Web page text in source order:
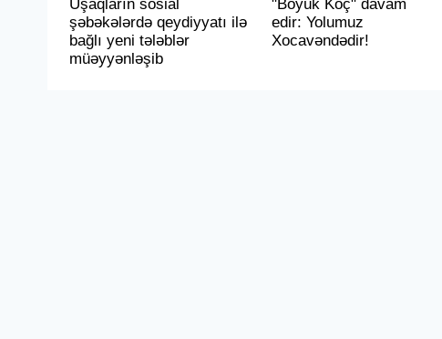
Uşaqların sosial
şəbəkələrdə qeydiyyatı ilə
bağlı yeni tələblər
müəyyənləşib
"Böyük Köç" davam
edir: Yolumuz
Xocavəndədir!